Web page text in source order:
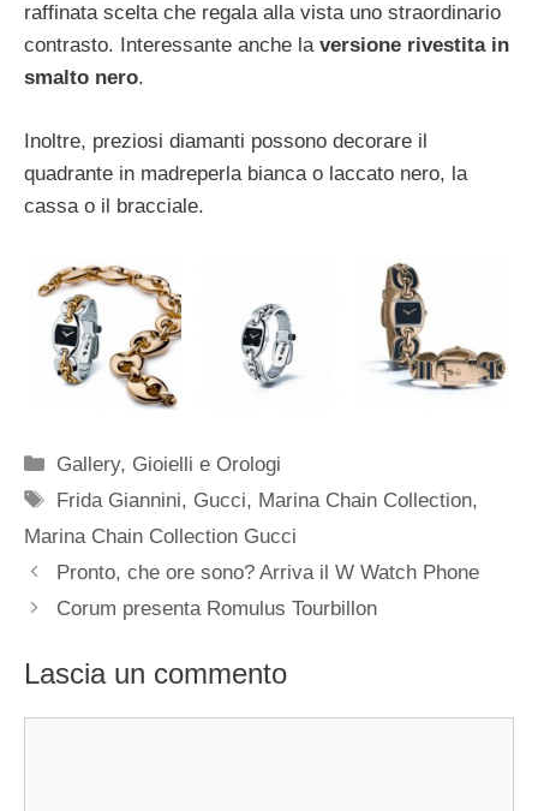
raffinata scelta che regala alla vista uno straordinario
contrasto. Interessante anche la versione rivestita in
smalto nero.
Inoltre, preziosi diamanti possono decorare il
quadrante in madreperla bianca o laccato nero, la
cassa o il bracciale.
Categorie
Gallery, Gioielli e Orologi
Tag
Frida Giannini, Gucci, Marina Chain Collection,
Marina Chain Collection Gucci
Navigazione
articolo
Pronto, che ore sono? Arriva il W Watch Phone
Corum presenta Romulus Tourbillon
Lascia un commento